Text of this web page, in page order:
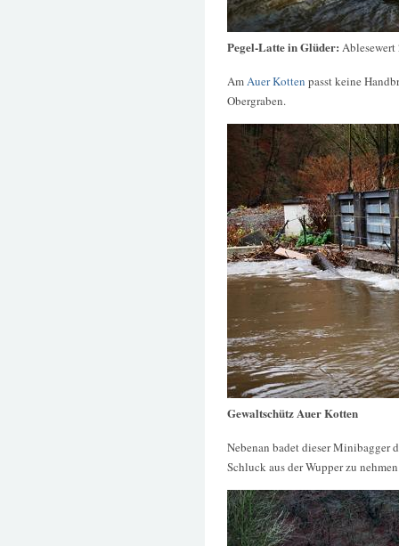
Pegel-Latte in Glüder: Ablesewert
Am Auer Kotten passt keine
Obergraben.
Gewaltschütz Auer Kotten
Nebenan badet dieser Minibagger
Schluck aus der Wupper zu